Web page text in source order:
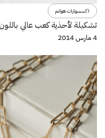
اكسسوارات هوانم
تشكيلة لأحذية كعب عالي
4 مارس 2014